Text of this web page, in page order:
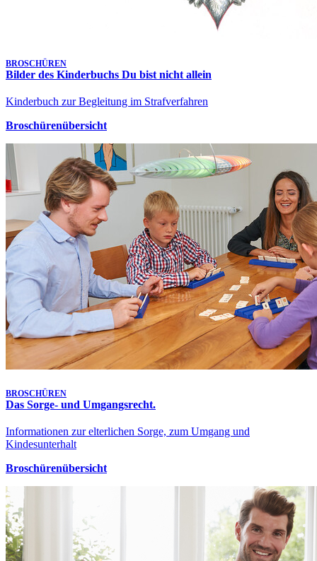
BROSCHÜREN
Bilder des Kinderbuchs Du bist nicht allein
Kinderbuch zur Begleitung im Strafverfahren
Broschürenübersicht
BROSCHÜREN
Das Sorge- und Umgangsrecht.
Informationen zur elterlichen Sorge, zum Umgang und
Kindesunterhalt
Broschürenübersicht